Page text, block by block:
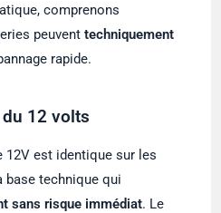
comprenons
peuventtechniquement
rapide.
12 volts
12V est identique sur les
base technique qui
sans risque immédiat. Le